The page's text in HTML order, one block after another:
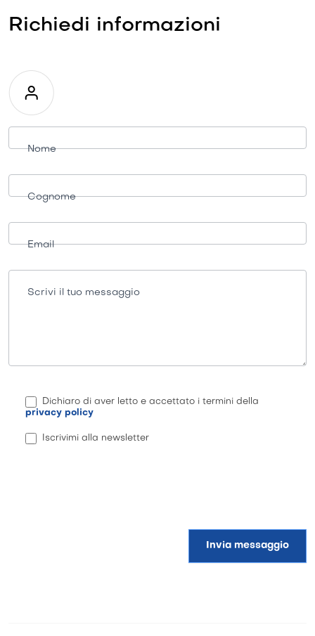
Richiedi informazioni
Richiesta
informazioni
Nome
Cognome
Email
Scrivi il tuo messaggio
Dichiaro di aver letto e accettato i termini della
privacy policy
Iscrivimi alla newsletter
Invia messaggio